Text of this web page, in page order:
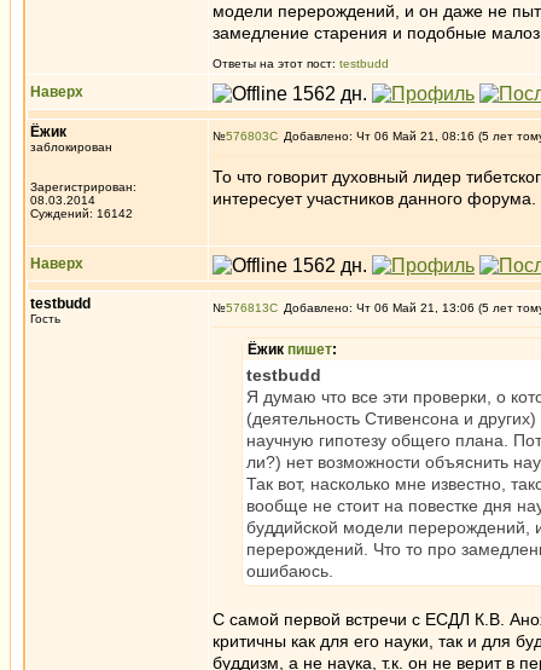
модели перерождений, и он даже не
замедление старения и подобные
Ответы на этот пост: testbudd
Наверх
Ёжик
заблокирован
Зарегистрирован:
08.03.2014
Суждений: 16142
№576803 Добавлено: Чт 06 Май 21, 08:16 (5 лет
То что говорит духовный лидер
интересует участников данного форума.
Наверх
testbudd
Гость
№576813 Добавлено: Чт 06 Май 21, 13:06 (5 лет
Ёжик пишет:
testbudd
Я думаю что все эти проверки, о
(деятельность Стивенсона и
научную гипотезу общего плана.
ли?) нет возможности объяснить
Так вот, насколько мне известно,
вообще не стоит на повестке дня
буддийской модели перерождений,
перерождений. Что то про
ошибаюсь.
С самой первой встречи с ЕСДЛ К.В.
критичны как для его науки, так и для
буддизм, а не наука, т.к. он не верит в